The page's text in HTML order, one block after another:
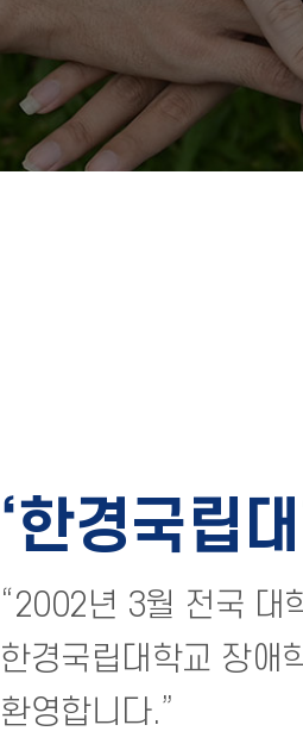
한경국립
“2002년 3월 전국 대
한경국립대학교 장애
환영합니다.”